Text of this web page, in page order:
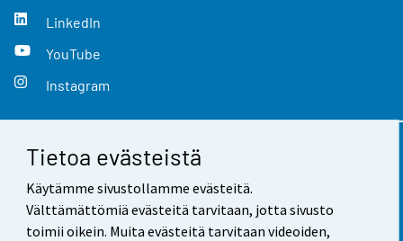
Tietoa evästeistä
Käytämme sivustollamme evästeitä.
Välttämättömiä evästeitä tarvitaan, jotta sivusto
toimii oikein. Muita evästeitä tarvitaan videoiden,
LinkedIn
YouTube
Instagram
Yhteystiedot
Palaute
Käyttöehdot